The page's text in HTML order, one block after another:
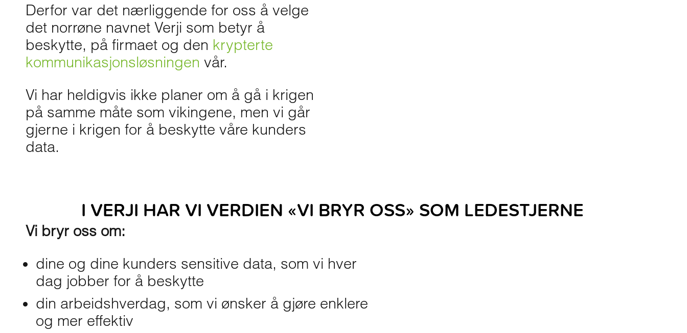
Derfor var det nærliggende for oss å velge
det norrøne navnet Verji som betyr å
beskytte, på firmaet og den krypterte
kommunikasjonsløsningen vår.
Vi har heldigvis ikke planer om å gå i krigen
på samme måte som vikingene, men vi går
gjerne i krigen for å beskytte våre kunders
data.
I VERJI HAR VI VERDIEN «VI BRYR OSS» SOM LEDESTJERNE
Vi bryr oss om:
dine og dine kunders sensitive data, som vi hver
dag jobber for å beskytte
din arbeidshverdag, som vi ønsker å gjøre enklere
og mer effektiv